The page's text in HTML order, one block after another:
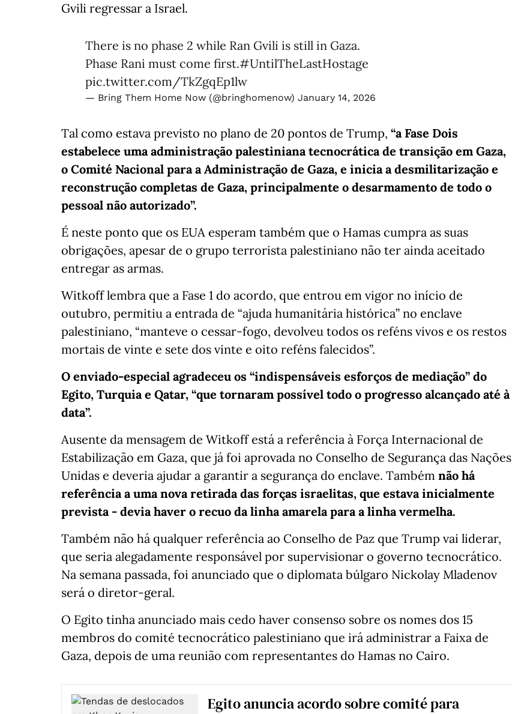
Gvili regressar a Israel.
There is no phase 2 while Ran Gvili is still in Gaza.
Phase Rani must come first.#UntilTheLastHostage
pic.twitter.com/TkZgqEp1lw
— Bring Them Home Now (@bringhomenow) January 14, 2026
Tal como estava previsto no plano de 20 pontos de Trump, “a Fase Dois
estabelece uma administração palestiniana tecnocrática de transição em Gaza,
o Comité Nacional para a Administração de Gaza, e inicia a desmilitarização e
reconstrução completas de Gaza, principalmente o desarmamento de todo o
pessoal não autorizado”.
É neste ponto que os EUA esperam também que o Hamas cumpra as suas
obrigações, apesar de o grupo terrorista palestiniano não ter ainda aceitado
entregar as armas.
Witkoff lembra que a Fase 1 do acordo, que entrou em vigor no início de
outubro, permitiu a entrada de “ajuda humanitária histórica” no enclave
palestiniano, “manteve o cessar-fogo, devolveu todos os reféns vivos e os restos
mortais de vinte e sete dos vinte e oito reféns falecidos”.
O enviado-especial agradeceu os “indispensáveis esforços de mediação” do
Egito, Turquia e Qatar, “que tornaram possível todo o progresso alcançado até à
data”.
Ausente da mensagem de Witkoff está a referência à Força Internacional de
Estabilização em Gaza, que já foi aprovada no Conselho de Segurança das Nações
Unidas e deveria ajudar a garantir a segurança do enclave. Também não há
referência a uma nova retirada das forças israelitas, que estava inicialmente
prevista - devia haver o recuo da linha amarela para a linha vermelha.
Também não há qualquer referência ao Conselho de Paz que Trump vai liderar,
que seria alegadamente responsável por supervisionar o governo tecnocrático.
Na semana passada, foi anunciado que o diplomata búlgaro Nickolay Mladenov
será o diretor-geral.
O Egito tinha anunciado mais cedo haver consenso sobre os nomes dos 15
membros do comité tecnocrático palestiniano que irá administrar a Faixa de
Gaza, depois de uma reunião com representantes do Hamas no Cairo.
Egito anuncia acordo sobre comité para